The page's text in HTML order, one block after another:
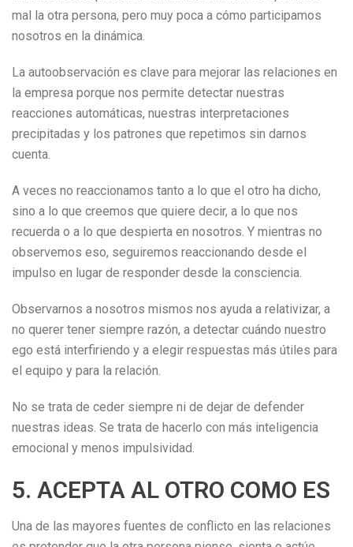
mal la otra persona, pero muy poca a cómo participamos
nosotros en la dinámica.
La autoobservación es clave para mejorar las relaciones en
la empresa porque nos permite detectar nuestras
reacciones automáticas, nuestras interpretaciones
precipitadas y los patrones que repetimos sin darnos
cuenta.
A veces no reaccionamos tanto a lo que el otro ha dicho,
sino a lo que creemos que quiere decir, a lo que nos
recuerda o a lo que despierta en nosotros. Y mientras no
observemos eso, seguiremos reaccionando desde el
impulso en lugar de responder desde la consciencia.
Observarnos a nosotros mismos nos ayuda a relativizar, a
no querer tener siempre razón, a detectar cuándo nuestro
ego está interfiriendo y a elegir respuestas más útiles para
el equipo y para la relación.
No se trata de ceder siempre ni de dejar de defender
nuestras ideas. Se trata de hacerlo con más inteligencia
emocional y menos impulsividad.
5. ACEPTA AL OTRO COMO ES
Una de las mayores fuentes de conflicto en las relaciones